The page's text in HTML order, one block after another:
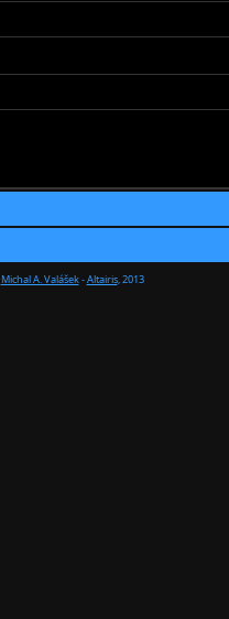
Michal A. Valášek-Altairis, 2013